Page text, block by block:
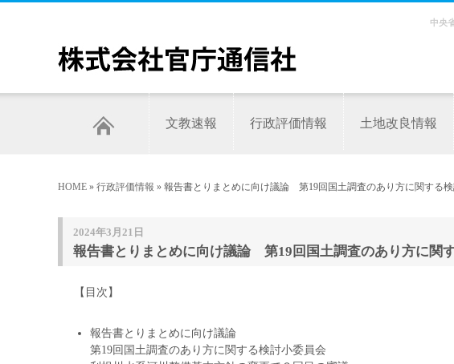
中央
文教速報 行政評価情報 土地改良情報
HOME » 行政評価情報 » 報告書とりまとめに向け議論 第19回国土調査のあり方に関する検
2024年3月21日
報告書とりまとめに向け議論 第19回国土調査のあり方に関す
【目次】
報告書とりまとめに向け議論
第19回国土調査のあり方に関する検討小委員会